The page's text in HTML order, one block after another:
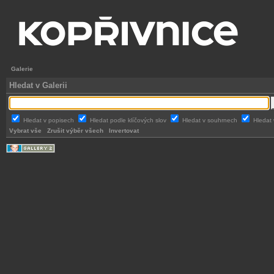
Galerie
Hledat v Galerii
Hledat v popisech Hledat podle klíčových slov Hledat v souhrnech Hledat
Vybrat vše
Zrušit výběr všech Invertovat